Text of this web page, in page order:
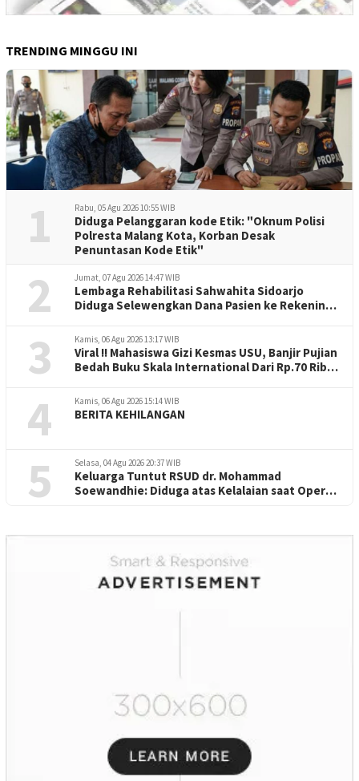
TRENDING MINGGU INI
1 Rabu, 05 Agu 2026 10:55 WIB
Diduga Pelanggaran kode Etik: "Oknum Polisi
Polresta Malang Kota, Korban Desak
Penuntasan Kode Etik"
2 Jumat, 07 Agu 2026 14:47 WIB
Lembaga Rehabilitasi Sahwahita Sidoarjo
Diduga Selewengkan Dana Pasien ke Rekening
3 Kamis, 06 Agu 2026 13:17 WIB
Viral !! Mahasiswa Gizi Kesmas USU, Banjir Pujian
Bedah Buku Skala International Dari Rp.70 Ribu
4 Kamis, 06 Agu 2026 15:14 WIB
BERITA KEHILANGAN
5 Selasa, 04 Agu 2026 20:37 WIB
Keluarga Tuntut RSUD dr. Mohammad
Soewandhie: Diduga atas Kelalaian saat Operasi